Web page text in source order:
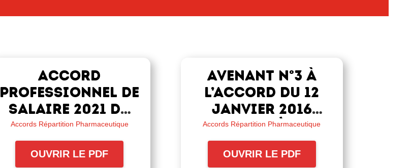
Accord
professionnel de
salaire 2021 du
1er avril 2021
Accords Répartition Pharmaceutique
OUVRIR LE PDF
Avenant n°3 à
l’accord du 12
janvier 2016
relatif à la
complémentaire
santé et à la
Accords Répartition Pharmaceutique
OUVRIR LE PDF